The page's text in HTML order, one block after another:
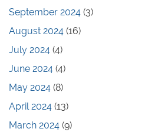
September 2024 (3)
August 2024 (16)
July 2024 (4)
June 2024 (4)
May 2024 (8)
April 2024 (13)
March 2024 (9)